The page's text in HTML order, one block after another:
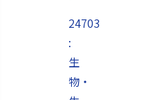
24703
:
生
物・